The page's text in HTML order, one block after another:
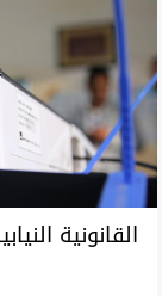
القانونية